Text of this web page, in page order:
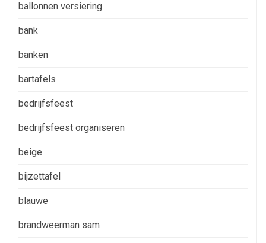
ballonnen versiering
bank
banken
bartafels
bedrijfsfeest
bedrijfsfeest organiseren
beige
bijzettafel
blauwe
brandweerman sam